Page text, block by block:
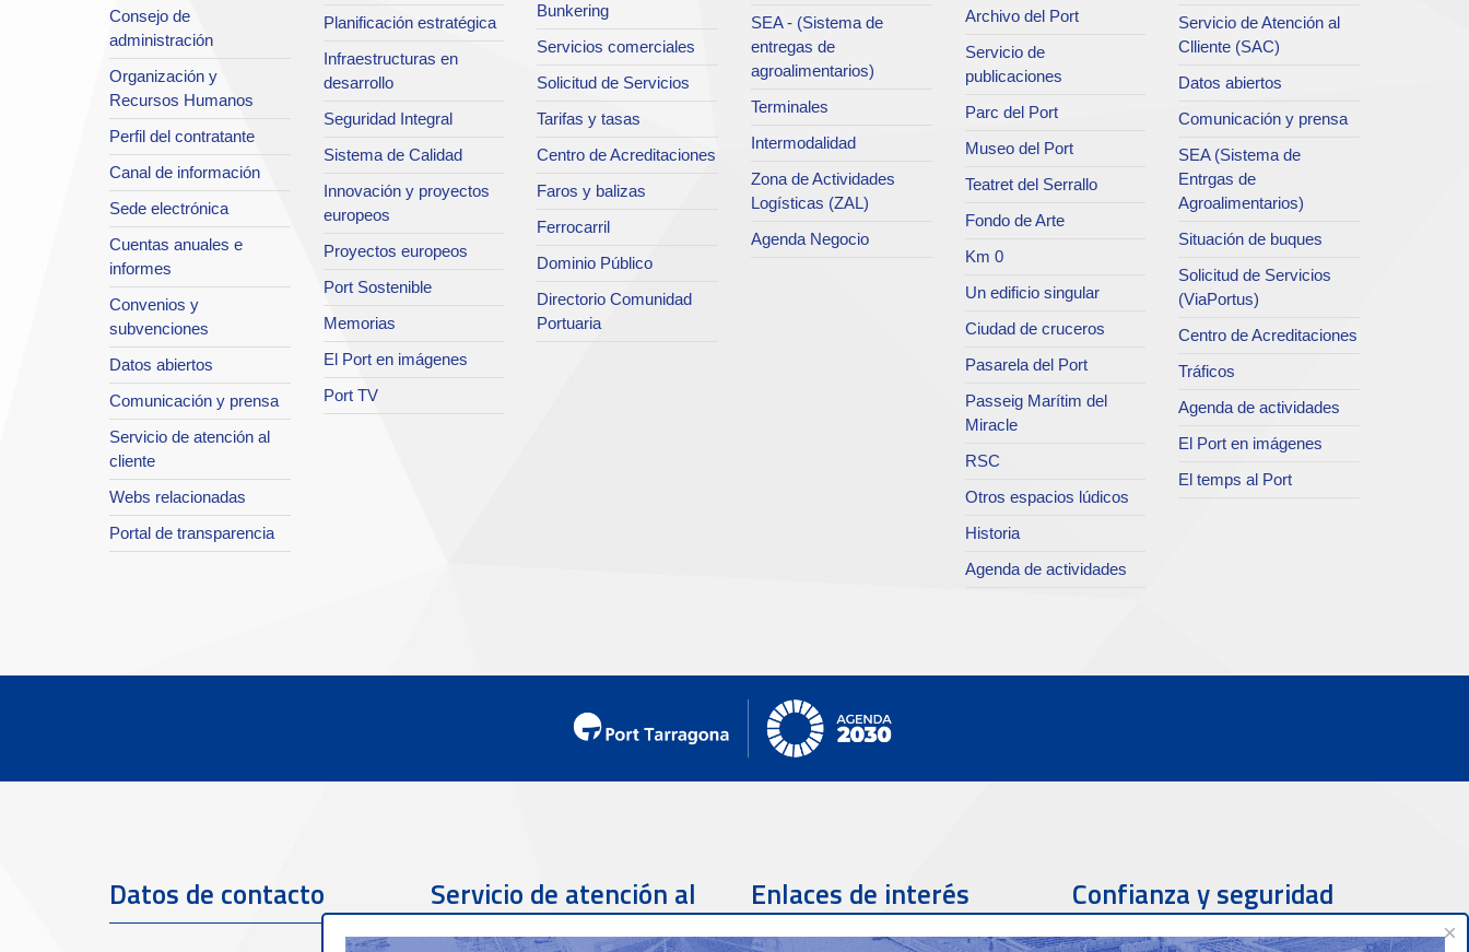
Consejo de
administración
Organización y
Recursos Humanos
Perfil del contratante
Canal de información
Sede electrónica
Cuentas anuales e
informes
Convenios y
subvenciones
Datos abiertos
Comunicación y prensa
Servicio de atención al
cliente
Webs relacionadas
Portal de transparencia
Planificación estratégica
Infraestructuras en
desarrollo
Seguridad Integral
Sistema de Calidad
Innovación y proyectos
europeos
Proyectos europeos
Port Sostenible
Memorias
El Port en imágenes
Port TV
Bunkering
Servicios comerciales
Solicitud de Servicios
Tarifas y tasas
Centro de Acreditaciones
Faros y balizas
Ferrocarril
Dominio Público
Directorio Comunidad
Portuaria
SEA - (Sistema de
entregas de
agroalimentarios)
Terminales
Intermodalidad
Zona de Actividades
Logísticas (ZAL)
Agenda Negocio
Archivo del Port
Servicio de
publicaciones
Parc del Port
Museo del Port
Teatret del Serrallo
Fondo de Arte
Km 0
Un edificio singular
Ciudad de cruceros
Pasarela del Port
Passeig Marítim del
Miracle
RSC
Otros espacios lúdicos
Historia
Agenda de actividades
Servicio de Atención al
Clliente (SAC)
Datos abiertos
Comunicación y prensa
SEA (Sistema de
Entrgas de
Agroalimentarios)
Situación de buques
Solicitud de Servicios
(ViaPortus)
Centro de Acreditaciones
Tráficos
Agenda de actividades
El Port en imágenes
El temps al Port
Datos de contacto Servicio de atención al
cliente
Enlaces de interés Confianza y seguridad
×